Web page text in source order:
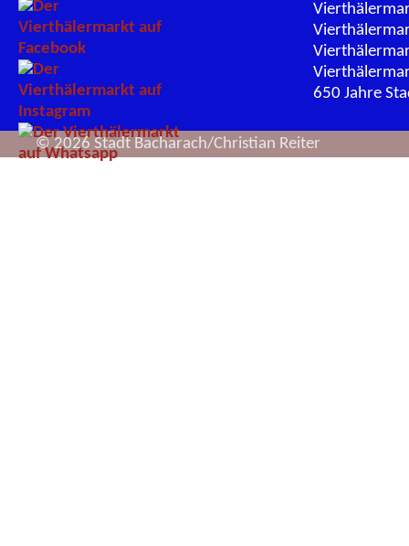
650 Jahre
© 2026 Stadt Bacharach/Christian Reiter